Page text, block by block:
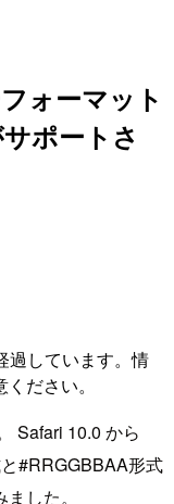
ォーマット
ポートさ
過しています。情
ださい。
Safari 10.0 から
#RRGGBBAA形式
した。